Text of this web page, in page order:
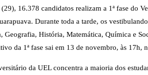
16.378 candidatos realizam a 1ª fase do
Durante toda a tarde, os
Geografia, História, Matemática, Química e
da 1ª fase sai em 13 de novembro, às 17h,
da UEL concentra a maioria dos